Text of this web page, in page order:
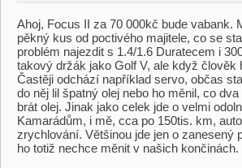
Ahoj, Focus II za 70 000kč bude vabank.
pěkný kus od poctivého majitele, co se
problém najezdit s 1.4/1.6 Duratecem i
takový držák jako Golf V, ale když člověk
Častěji odchází například servo, občas
do něj lil špatný olej nebo ho měnil, co
brát olej. Jinak jako celek jde o velmi
Kamarádům, i mě, cca po 150tis. km,
zrychlování. Většinou jde jen o zanesený
ho totiž nechce měnit v našich končinách.